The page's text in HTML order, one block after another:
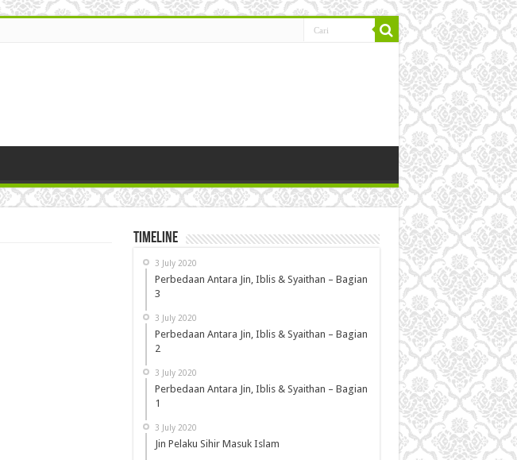
Timeline
3 July 2020
Perbedaan Antara Jin, Iblis & Syaithan – Bagian
3
3 July 2020
Perbedaan Antara Jin, Iblis & Syaithan – Bagian
2
3 July 2020
Perbedaan Antara Jin, Iblis & Syaithan – Bagian
1
3 July 2020
Jin Pelaku Sihir Masuk Islam